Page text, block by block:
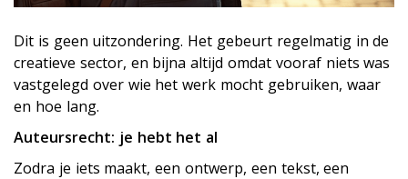
Dit is geen uitzondering. Het gebeurt regelmatig in de
creatieve sector, en bijna altijd omdat vooraf niets was
vastgelegd over wie het werk mocht gebruiken, waar
en hoe lang.
Auteursrecht: je hebt het al
Zodra je iets maakt, een ontwerp, een tekst, een